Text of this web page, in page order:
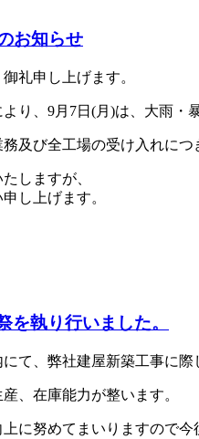
お知らせ
礼申し上げます。
り、9月7日(月)は、大雨・
及び全工場の受け入れに
しますが、
し上げます。
を執り行いました。
て、弊社建屋新築工事に
、在庫能力が整います。
に努めてまいりますので今